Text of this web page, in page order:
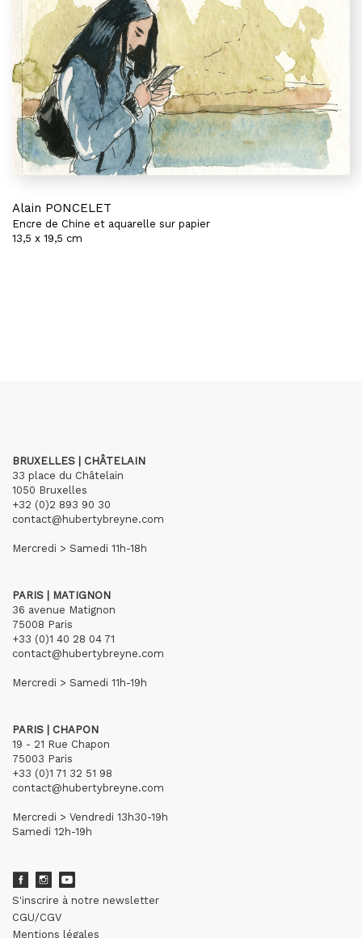
Alain PONCELET
Encre de Chine et aquarelle sur papier
13,5 x 19,5 cm
BRUXELLES | CHÂTELAIN
33 place du Châtelain
1050 Bruxelles
+32 (0)2 893 90 30
contact@hubertybreyne.com
Mercredi > Samedi 11h-18h
PARIS | MATIGNON
36 avenue Matignon
75008 Paris
+33 (0)1 40 28 04 71
contact@hubertybreyne.com
Mercredi > Samedi 11h-19h
PARIS | CHAPON
19 - 21 Rue Chapon
75003 Paris
+33 (0)1 71 32 51 98
contact@hubertybreyne.com
Mercredi > Vendredi 13h30-19h
Samedi 12h-19h
S'inscrire à notre newsletter
CGU/CGV
Mentions légales